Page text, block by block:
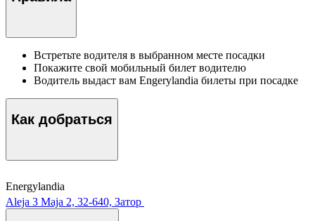
Встретьте водителя в выбранном месте посадки
Покажите свой мобильный билет водителю
Водитель выдаст вам Engerylandia билеты при посадке
Как добраться
Energylandia
Aleja 3 Maja 2, 32-640, Затор